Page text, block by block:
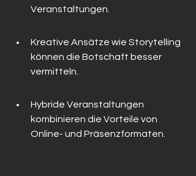
Veranstaltungen.
Kreative Ansätze wie Storytelling
können die Botschaft besser
vermitteln.
Hybride Veranstaltungen
kombinieren die Vorteile von
Online- und Präsenzformaten.